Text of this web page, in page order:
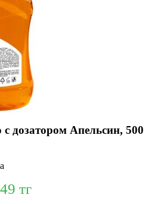
дозатором Апельсин, 500
тг